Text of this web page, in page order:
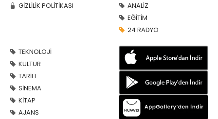
GİZLİLİK POLİTİKASI
ANALİZ
EĞİTİM
24 RADYO
TEKNOLOJİ
KÜLTÜR
TARİH
SİNEMA
KİTAP
AJANS